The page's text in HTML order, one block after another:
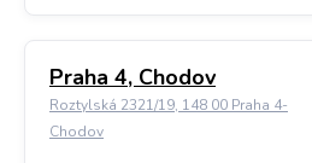
Praha 4, Chodov
Roztylská 2321/19, 148 00 Praha 4-
Chodov